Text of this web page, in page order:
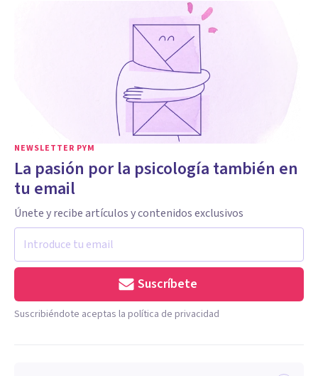
NEWSLETTER PYM
La pasión por la psicología también en
tu email
Únete y recibe artículos y contenidos exclusivos
Suscríbete
Suscribiéndote aceptas la política de privacidad